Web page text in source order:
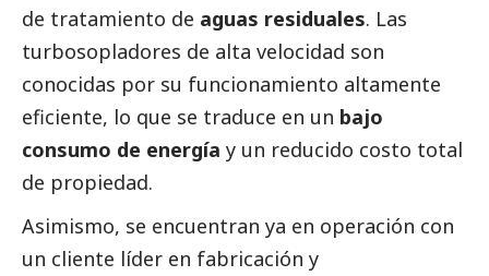
de tratamiento de aguas residuales. Las
turbosopladores de alta velocidad son
conocidas por su funcionamiento altamente
eficiente, lo que se traduce en un bajo
consumo de energía y un reducido costo total
de propiedad.
Asimismo, se encuentran ya en operación con
un cliente líder en fabricación y